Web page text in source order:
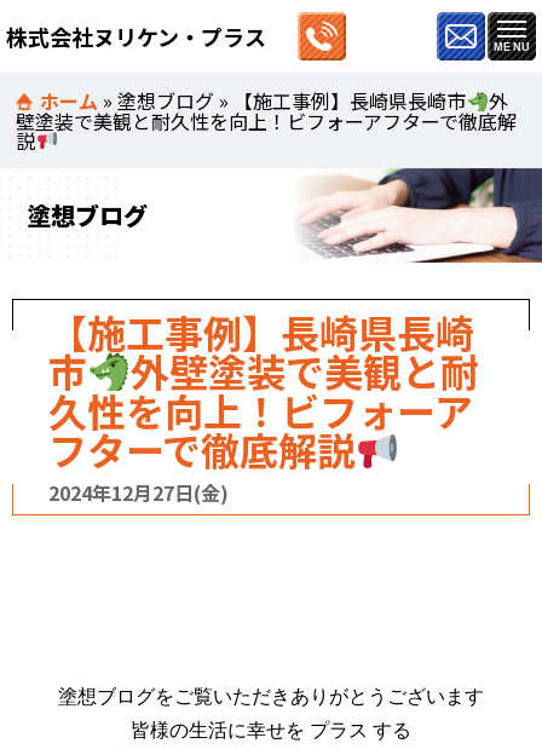
株式会社ヌリケン・プラス
ホーム »塗想ブログ » 【施工事例】長崎県長崎市 外
壁塗装で美観と耐久性を向上！ビフォーアフターで徹底解
説
塗想ブログ
【施工事例】長崎県長崎
市 外壁塗装で美観と耐
久性を向上！ビフォーア
フターで徹底解説
2024年12月27日(金)
塗想ブログをご覧いただきありがとうございます
皆様の生活に幸せを プラス する